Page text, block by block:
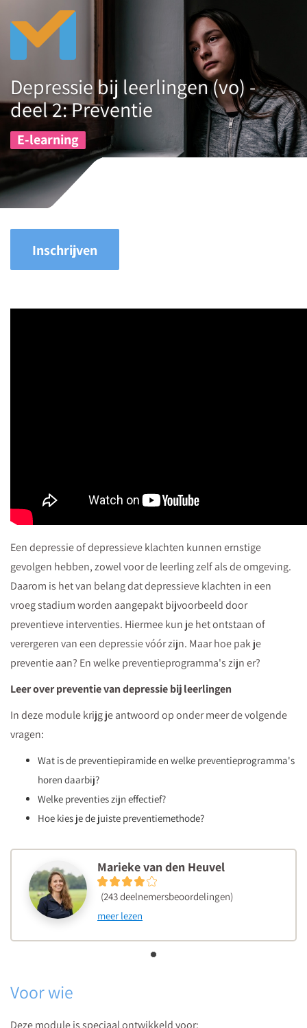
Depressie bij leerlingen (vo) -
deel 2: Preventie
E-learning
Inschrijven
Een depressie of depressieve klachten kunnen ernstige
gevolgen hebben, zowel voor de leerling zelf als de omgeving.
Daarom is het van belang dat depressieve klachten in een
vroeg stadium worden aangepakt bijvoorbeeld door
preventieve interventies. Hiermee kun je het ontstaan of
verergeren van een depressie vóór zijn. Maar hoe pak je
preventie aan? En welke preventieprogramma's zijn er?
Leer over preventie van depressie bij leerlingen
In deze module krijg je antwoord op onder meer de volgende
vragen:
Wat is de preventiepiramide en welke preventieprogramma's
horen daarbij?
Welke preventies zijn effectief?
Hoe kies je de juiste preventiemethode?
Marieke van den Heuvel
(243 deelnemersbeoordelingen)
meer lezen
Voor wie
Deze module is speciaal ontwikkeld voor: